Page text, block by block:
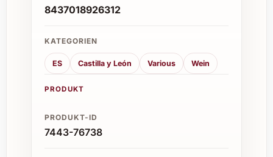
8437018926312
KATEGORIEN
ES Castilla y León Various Wein
PRODUKT
PRODUKT-ID
7443-76738